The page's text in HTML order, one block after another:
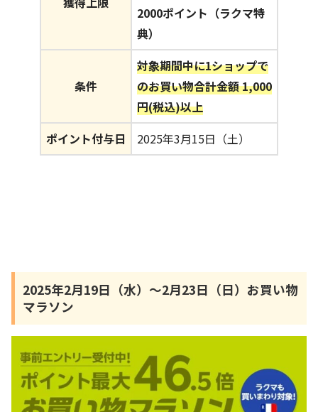
2000ポイント（ラクマ特
典）
条件
対象期間中に1ショップで
のお買い物合計金額 1,000
円(税込)以上
ポイント付与日
2025年3月15日（土）
2025年2月19日（水）～2月23日（日）お買い物
マラソン